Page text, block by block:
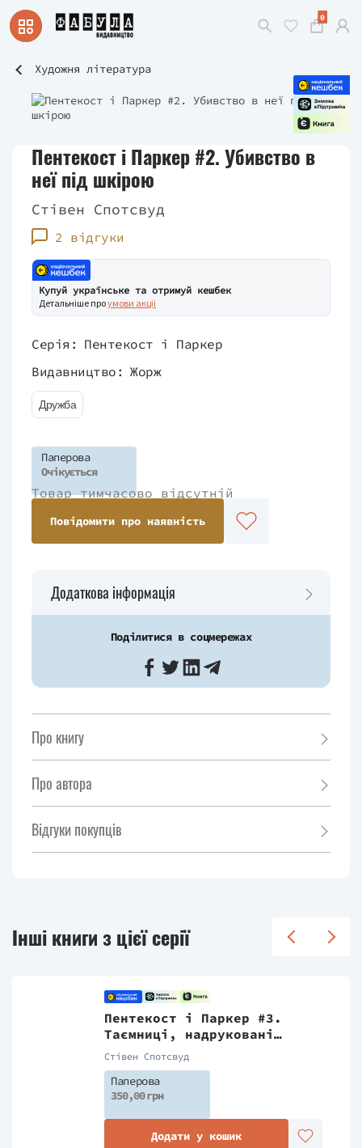
0
Художня література
Пентекост і Паркер #2. Убивство в
неї під шкірою
Стівен Спотсвуд
2 відгуки
Купуй українське та отримуй кешбек
Детальніше проумови акції
Серія: Пентекост і Паркер
Видавництво: Жорж
Дружба
Паперова
Очікується
Товар тимчасово відсутній
Повідомити про наявність
Додаткова інформація
Поділитися в соцмережах
Про книгу
Про автора
Відгуки покупців
Інші книги з цієї серії
Пентекост і Паркер #3.
Таємниці, надруковані
кров'ю
Стівен Спотсвуд
Паперова
350,00 грн
Додати у кошик